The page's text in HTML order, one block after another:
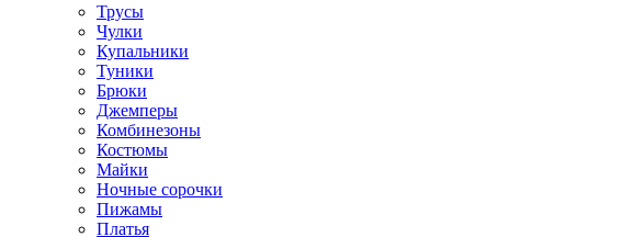
Трусы
Чулки
Купальники
Туники
Брюки
Джемперы
Комбинезоны
Костюмы
Майки
Ночные сорочки
Пижамы
Платья